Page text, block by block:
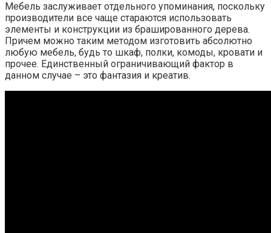
Мебель заслуживает отдельного упоминания, поскольку
производители все чаще стараются использовать
элементы и конструкции из брашированного дерева.
Причем можно таким методом изготовить абсолютно
любую мебель, будь то шкаф, полки, комоды, кровати и
прочее. Единственный ограничивающий фактор в
данном случае – это фантазия и креатив.